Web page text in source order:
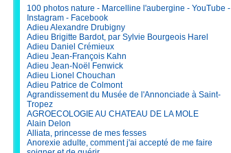
100 photos nature - Marcelline l'aubergine - YouTube -
Instagram - Facebook
Adieu Alexandre Drubigny
Adieu Brigitte Bardot, par Sylvie Bourgeois Harel
Adieu Daniel Crémieux
Adieu Jean-François Kahn
Adieu Jean-Noël Fenwick
Adieu Lionel Chouchan
Adieu Patrice de Colmont
Agrandissement du Musée de l'Annonciade à Saint-
Tropez
AGROECOLOGIE AU CHATEAU DE LA MOLE
Alain Delon
Alliata, princesse de mes fesses
Anorexie adulte, comment j'ai accepté de me faire